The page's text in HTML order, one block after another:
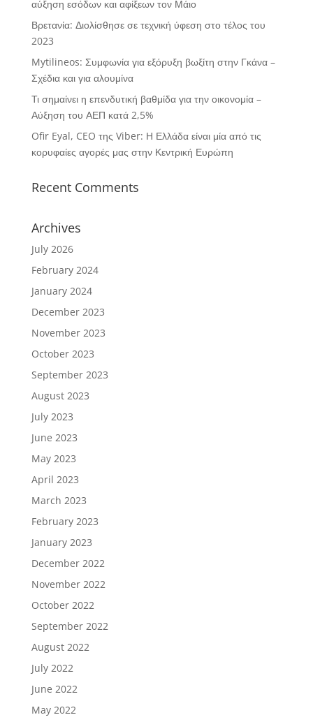
αύξηση εσόδων και αφίξεων τον Μάιο
Βρετανία: Διολίσθησε σε τεχνική ύφεση στο τέλος του
2023
Mytilineos: Συμφωνία για εξόρυξη βωξίτη στην Γκάνα –
Σχέδια και για αλουμίνα
Τι σημαίνει η επενδυτική βαθμίδα για την οικονομία –
Αύξηση του ΑΕΠ κατά 2,5%
Ofir Eyal, CEO της Viber: Η Ελλάδα είναι μία από τις
κορυφαίες αγορές μας στην Κεντρική Ευρώπη
Recent Comments
Archives
July 2026
February 2024
January 2024
December 2023
November 2023
October 2023
September 2023
August 2023
July 2023
June 2023
May 2023
April 2023
March 2023
February 2023
January 2023
December 2022
November 2022
October 2022
September 2022
August 2022
July 2022
June 2022
May 2022